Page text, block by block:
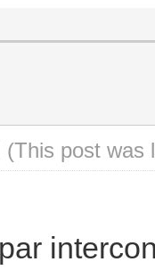
(This post was